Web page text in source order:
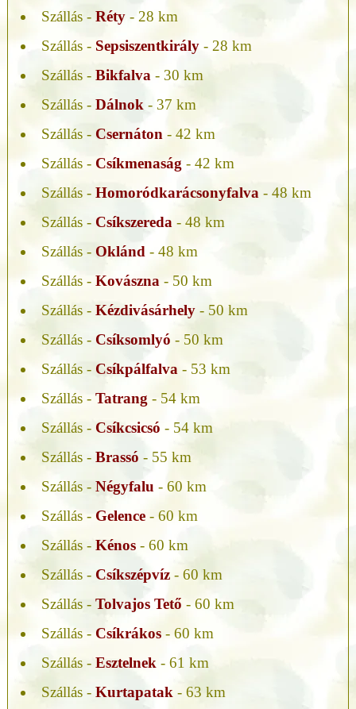
Szállás - Réty- 28 km
Szállás - Sepsiszentkirály- 28 km
Szállás - Bikfalva - 30 km
Szállás - Dálnok - 37 km
Szállás - Csernáton - 42 km
Szállás - Csíkmenaság - 42 km
Szállás - Homoródkarácsonyfalva - 48 km
Szállás - Csíkszereda - 48 km
Szállás - Oklánd - 48 km
Szállás - Kovászna - 50 km
Szállás - Kézdivásárhely- 50 km
Szállás - Csíksomlyó - 50 km
Szállás - Csíkpálfalva - 53 km
Szállás - Tatrang - 54 km
Szállás - Csíkcsicsó - 54 km
Szállás - Brassó - 55 km
Szállás - Négyfalu - 60 km
Szállás - Gelence- 60 km
Szállás - Kénos- 60 km
Szállás - Csíkszépvíz- 60 km
Szállás - Tolvajos Tető - 60 km
Szállás - Csíkrákos- 60 km
Szállás - Esztelnek - 61 km
Szállás - Kurtapatak - 63 km